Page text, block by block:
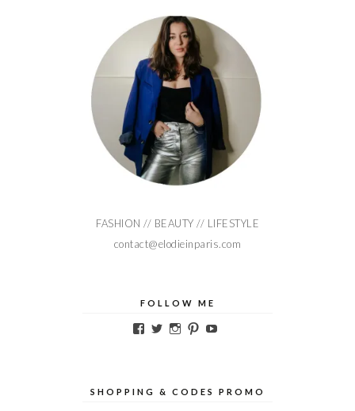
FASHION // BEAUTY // LIFESTYLE
contact@elodieinparis.com
FOLLOW ME
Voir
sur
Voir
sur
Voir
sur
Voir
sur sur
SHOPPING & CODES PROMO